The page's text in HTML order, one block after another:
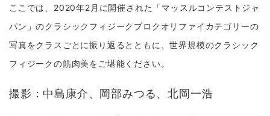
ここでは、2020年2月に開催された「マッスルコンテストジャ
パン」のクラシックフィジークプロクオリファイカテゴリーの
写真をクラスごとに振り返るとともに、世界規模のクラシック
フィジークの筋肉美をご堪能ください。
撮影：中島康介、岡部みつる、北岡一浩